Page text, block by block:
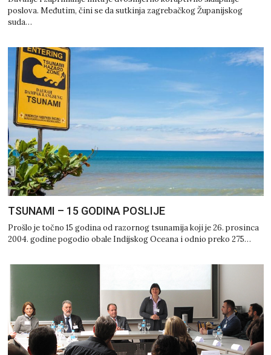
poslova. Međutim, čini se da sutkinja zagrebačkog Županijskog
suda…
TSUNAMI – 15 GODINA POSLIJE
Prošlo je točno 15 godina od razornog tsunamija koji je 26. prosinca
2004. godine pogodio obale Indijskog Oceana i odnio preko 275…